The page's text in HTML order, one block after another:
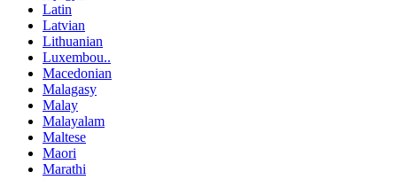
Latin
Latvian
Lithuanian
Luxembou..
Macedonian
Malagasy
Malay
Malayalam
Maltese
Maori
Marathi